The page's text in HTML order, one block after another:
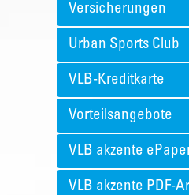
Versicherungen
Urban Sports Club
VLB-Kreditkarte
Vorteilsangebote
VLB akzente
VLB akzente PDF-